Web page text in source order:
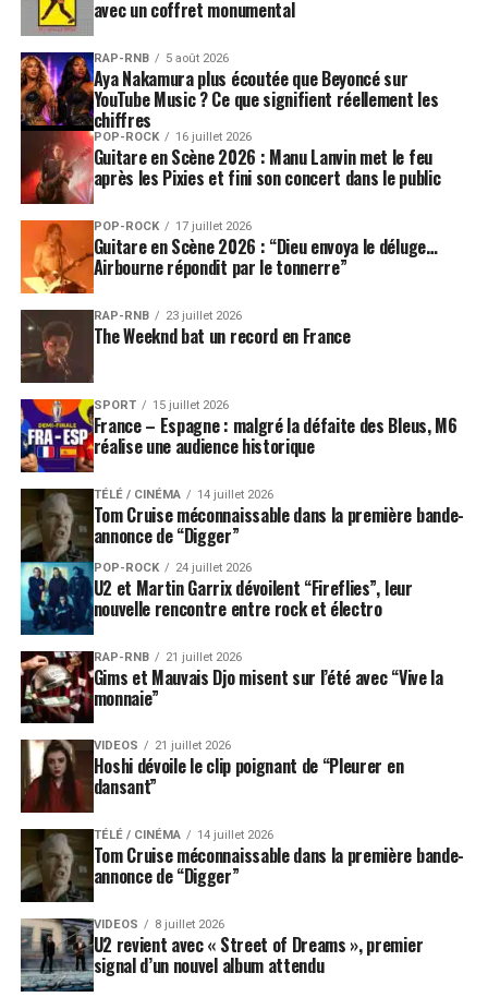
avec un coffret monumental
RAP-RNB 5 août 2026
Aya Nakamura plus écoutée que Beyoncé sur
YouTube Music ? Ce que signifient réellement les
chiffres
POP-ROCK 16 juillet 2026
Guitare en Scène 2026 : Manu Lanvin met le feu
après les Pixies et fini son concert dans le public
POP-ROCK 17 juillet 2026
Guitare en Scène 2026 : “Dieu envoya le déluge…
Airbourne répondit par le tonnerre”
RAP-RNB 23 juillet 2026
The Weeknd bat un record en France
SPORT 15 juillet 2026
France – Espagne : malgré la défaite des Bleus, M6
réalise une audience historique
TÉLÉ / CINÉMA 14 juillet 2026
Tom Cruise méconnaissable dans la première bande-
annonce de “Digger”
POP-ROCK 24 juillet 2026
U2 et Martin Garrix dévoilent “Fireflies”, leur
nouvelle rencontre entre rock et électro
RAP-RNB 21 juillet 2026
Gims et Mauvais Djo misent sur l’été avec “Vive la
monnaie”
VIDEOS 21 juillet 2026
Hoshi dévoile le clip poignant de “Pleurer en
dansant”
TÉLÉ / CINÉMA 14 juillet 2026
Tom Cruise méconnaissable dans la première bande-
annonce de “Digger”
VIDEOS 8 juillet 2026
U2 revient avec « Street of Dreams », premier
signal d’un nouvel album attendu